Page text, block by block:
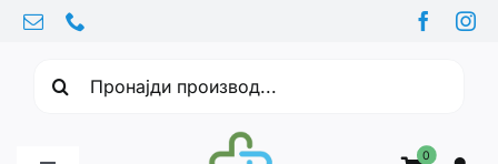
Skip
content
0